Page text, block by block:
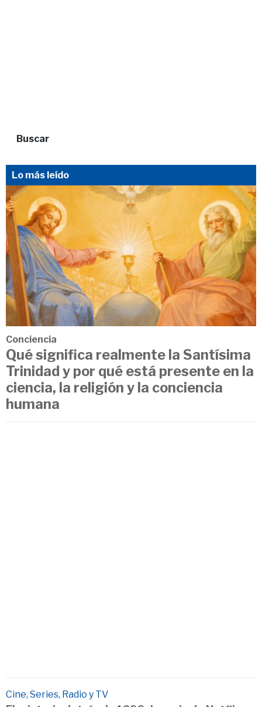
Buscar
Lo más leído
Conciencia
Qué significa realmente la Santísima
Trinidad y por qué está presente en la
ciencia, la religión y la conciencia
humana
Cine, Series, Radio y TV